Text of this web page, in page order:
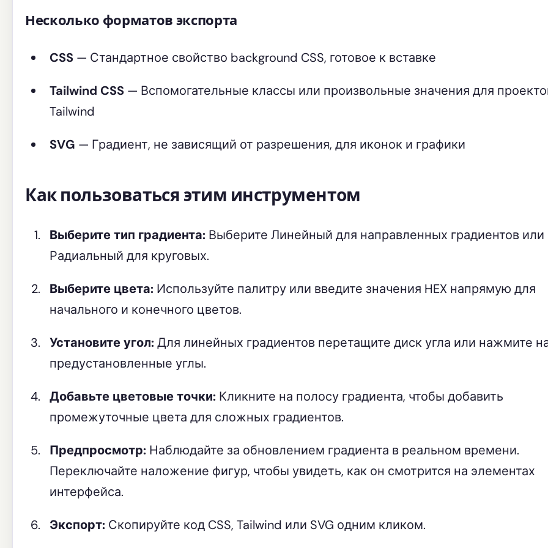
Несколько форматов экспорта
CSS — Стандартное свойство background CSS, готовое к вставке
Tailwind CSS — Вспомогательные классы или произвольные значения для
Tailwind
SVG — Градиент, не зависящий от разрешения, для иконок и графики
Как пользоваться этим инструментом
Выберите тип градиента: Выберите Линейный для направленных градиентов или
Радиальный для круговых.
Выберите цвета: Используйте палитру или введите значения HEX напрямую для
начального и конечного цветов.
Установите угол:Для линейных градиентов перетащите диск угла или нажмите
предустановленные углы.
Добавьте цветовые точки: Кликните на полосу градиента, чтобы добавить
промежуточные цвета для сложных градиентов.
Предпросмотр: Наблюдайте за обновлением градиента в реальном времени.
Переключайте наложение фигур, чтобы увидеть, как он смотрится на элементах
интерфейса.
Экспорт: Скопируйте код CSS, Tailwind или SVG одним кликом.